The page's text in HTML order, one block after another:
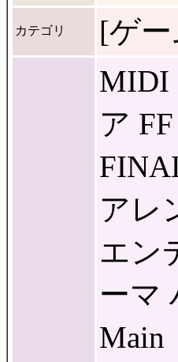
カテゴリ
[ゲ
MIDI
ア
アレ
エン
ーマ
Main